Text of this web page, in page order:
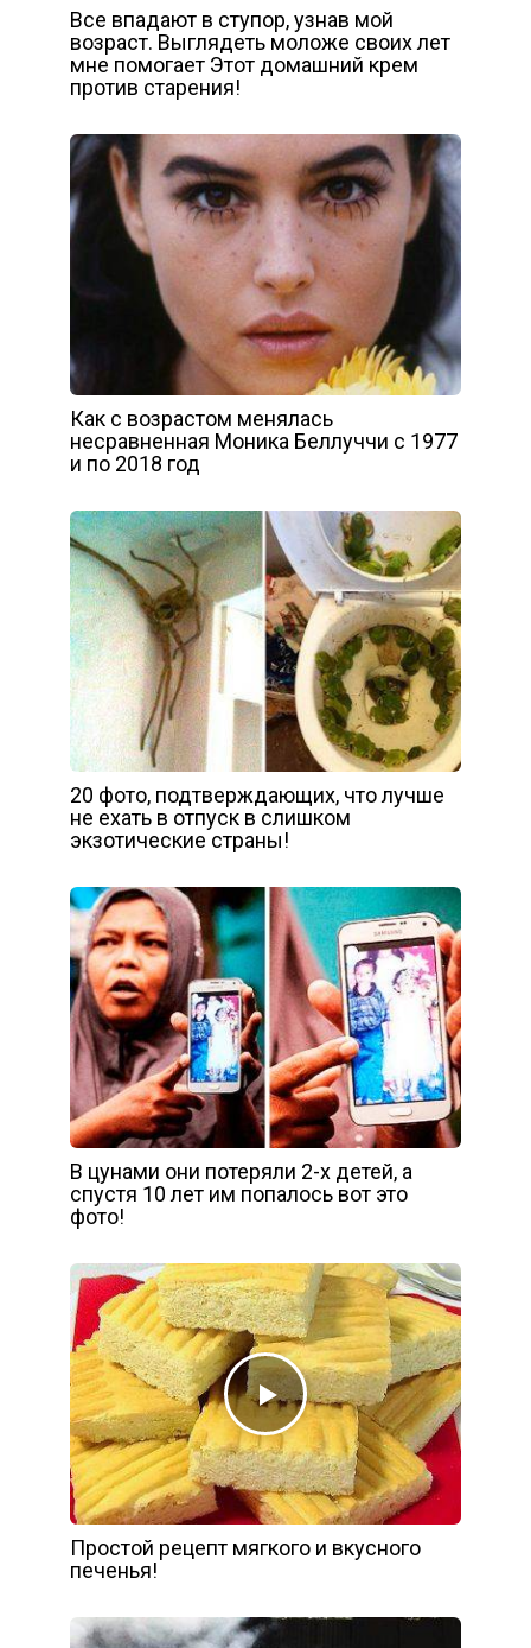
Все впадают в ступор, узнав мой
возраст. Выглядеть моложе своих лет
мне помогает Этот домашний крем
против старения!
Как с возрастом менялась
несравненная Моника Беллуччи с 1977
и по 2018 год
20 фото, подтверждающих, что лучше
не ехать в отпуск в слишком
экзотические страны!
В цунами они потеряли 2-х детей, а
спустя 10 лет им попалось вот это
фото!
Простой рецепт мягкого и вкусного
печенья!